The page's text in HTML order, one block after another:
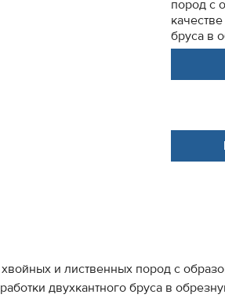
пород с
бруса в
и лиственных пород с
двухкантного бруса в